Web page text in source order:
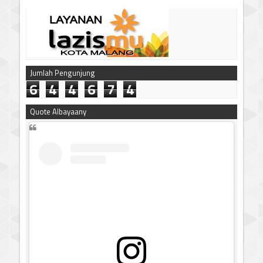
Jumlah Pengunjung
6 4 4 6 7 4
Quote Albayaany